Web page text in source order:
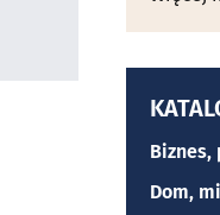
Biznes,
Dom,